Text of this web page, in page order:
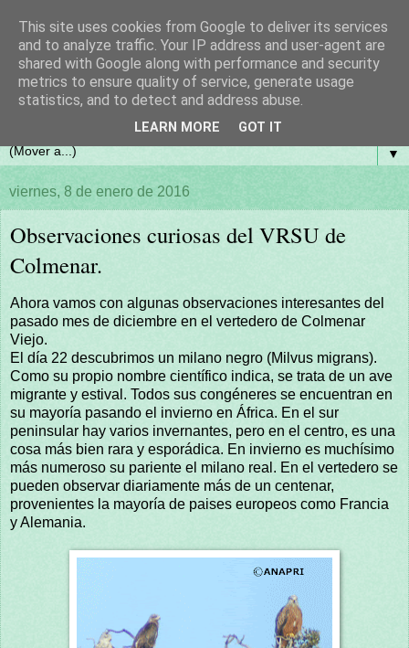
▼
viernes, 8 de enero de 2016
Observaciones curiosas del VRSU de
Colmenar.
Ahora vamos con algunas observaciones interesantes del
pasado mes de diciembre en el vertedero de Colmenar
Viejo.
El día 22 descubrimos un milano negro (Milvus migrans).
Como su propio nombre científico indica, se trata de un ave
migrante y estival. Todos sus congéneres se encuentran en
su mayoría pasando el invierno en África. En el sur
peninsular hay varios invernantes, pero en el centro, es una
cosa más bien rara y esporádica. En invierno es muchísimo
más numeroso su pariente el milano real. En el vertedero se
pueden observar diariamente más de un centenar,
provenientes la mayoría de paises europeos como Francia
y Alemania.
This site uses cookies from Google to deliver its services
and to analyze traffic. Your IP address and user-agent are
shared with Google along with performance and security
metrics to ensure quality of service, generate usage
statistics, and to detect and address abuse.
LEARN MORE GOT IT